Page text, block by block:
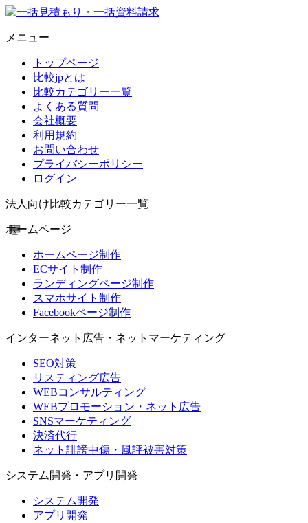
メニュー
トップページ
比較jpとは
比較カテゴリー一覧
よくある質問
会社概要
利用規約
お問い合わせ
プライバシーポリシー
ログイン
法人向け比較カテゴリー一覧
ホームページ
ホームページ制作
ECサイト制作
ランディングページ制作
スマホサイト制作
Facebookページ制作
インターネット広告・ネットマーケティング
SEO対策
リスティング広告
WEBコンサルティング
WEBプロモーション・ネット広告
SNSマーケティング
決済代行
ネット誹謗中傷・風評被害対策
システム開発・アプリ開発
システム開発
アプリ開発